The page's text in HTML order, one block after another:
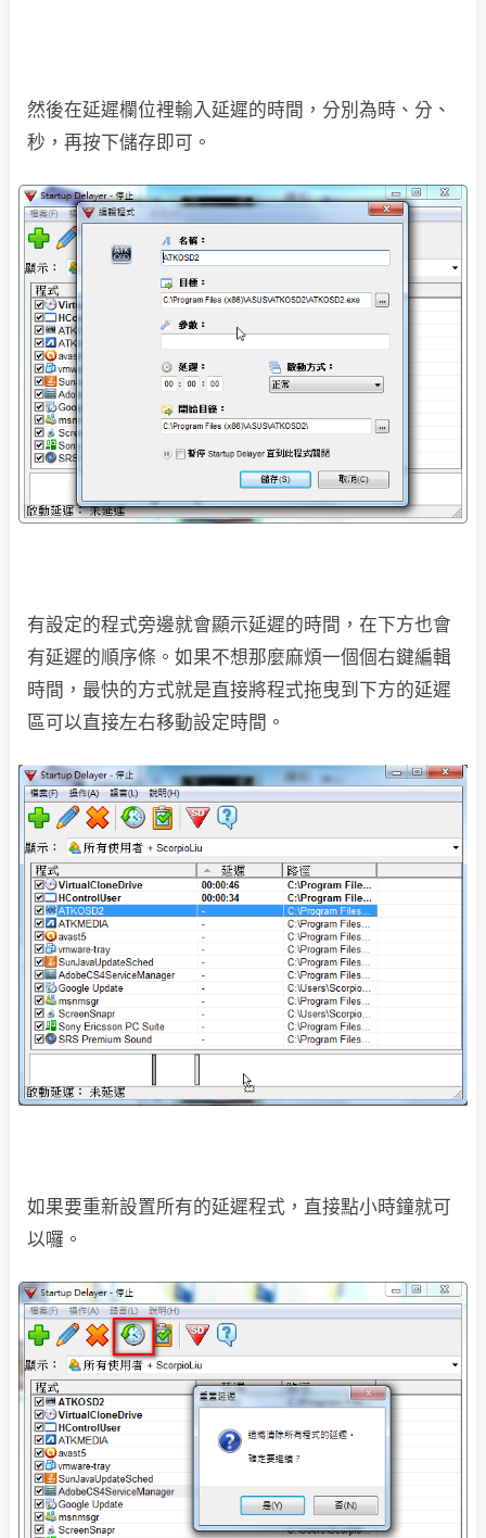
然後在延遲欄位裡輸入延遲的時間，分別為時、分、
秒，再按下儲存即可。
有設定的程式旁邊就會顯示延遲的時間，在下方也會
有延遲的順序條。如果不想那麼麻煩一個個右鍵編輯
時間，最快的方式就是直接將程式拖曳到下方的延遲
區可以直接左右移動設定時間。
如果要重新設置所有的延遲程式，直接點小時鐘就可
以囉。